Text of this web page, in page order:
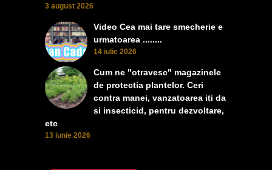
3 august 2026
Video Cea mai tare smecherie e
urmatoarea ........
14 iulie 2026
Cum ne "otravesc" magazinele
de protectia plantelor. Ceri
contra manei, vanzatoarea iti da
si insecticid, pentru dezvoltare,
etc
13 iunie 2026